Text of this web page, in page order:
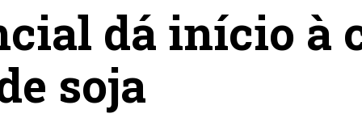
dá início à
soja